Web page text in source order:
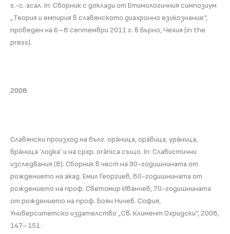
s.-c. асал. In: Сборник с доклади от Етимологичния симпозиум
„Теория и емпирия в славянското диахронно езикознание“,
проведен на 6–8 септември 2011 г. в Бърно, Чехия (in the
press).
2008
Славянски произход на бълг. орàница, орàвица, урàница,
врàница ’лодка’ и на срхр. orànica също. In: Славистични
изследвания (8). Сборник в чест на 90-годишнината от
рождението на акад. Емил Георгиев, 80-годишнината от
рождението на проф. Светомир Иванчев, 70-годишнината
от рождението на проф. Боян Ничев. София,
Университетско издателство „Св. Климент Охридски”, 2008,
147–151.